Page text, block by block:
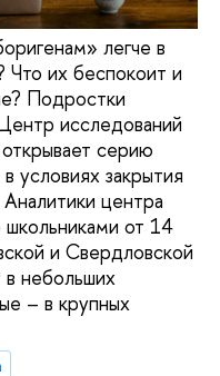
легче в
Что их беспокоит и
Подростки
исследований
серию
условиях закрытия
центра
от 14
и Свердловской
небольших
– в крупных